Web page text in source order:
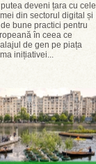
deveni țara cu cele
din sectorul digital și
bune practici pentru
în ceea ce
de gen pe piața
inițiativei...